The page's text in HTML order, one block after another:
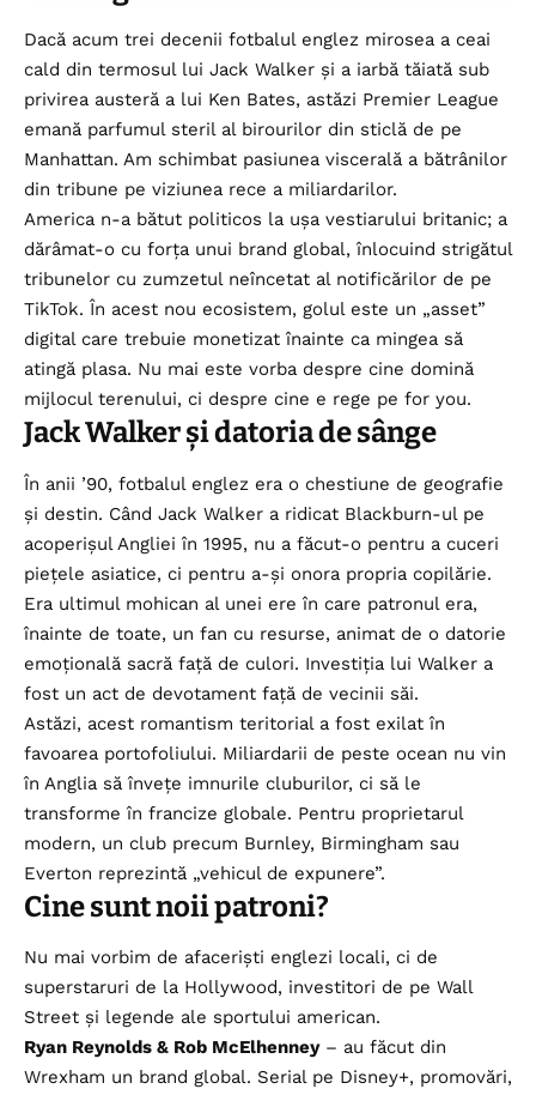
Dacă acum trei decenii fotbalul englez mirosea a ceai
cald din termosul lui Jack Walker și a iarbă tăiată sub
privirea austeră a lui Ken Bates, astăzi Premier League
emană parfumul steril al birourilor din sticlă de pe
Manhattan. Am schimbat pasiunea viscerală a bătrânilor
din tribune pe viziunea rece a miliardarilor.
America n-a bătut politicos la ușa vestiarului britanic; a
dărâmat-o cu forța unui brand global, înlocuind strigătul
tribunelor cu zumzetul neîncetat al notificărilor de pe
TikTok. În acest nou ecosistem, golul este un „asset”
digital care trebuie monetizat înainte ca mingea să
atingă plasa. Nu mai este vorba despre cine domină
mijlocul terenului, ci despre cine e rege pe for you.
Jack Walker și datoria de sânge
În anii ’90, fotbalul englez era o chestiune de geografie
și destin. Când Jack Walker a ridicat Blackburn-ul pe
acoperișul Angliei în 1995, nu a făcut-o pentru a cuceri
piețele asiatice, ci pentru a-și onora propria copilărie.
Era ultimul mohican al unei ere în care patronul era,
înainte de toate, un fan cu resurse, animat de o datorie
emoțională sacră față de culori. Investiția lui Walker a
fost un act de devotament față de vecinii săi.
Astăzi, acest romantism teritorial a fost exilat în
favoarea portofoliului. Miliardarii de peste ocean nu vin
în Anglia să învețe imnurile cluburilor, ci să le
transforme în francize globale. Pentru proprietarul
modern, un club precum Burnley, Birmingham sau
Everton reprezintă „vehicul de expunere”.
Cine sunt noii patroni?
Nu mai vorbim de afaceriști englezi locali, ci de
superstaruri de la Hollywood, investitori de pe Wall
Street și legende ale sportului american.
Ryan Reynolds & Rob McElhenney– au făcut din
Wrexham un brand global. Serial pe Disney+, promovări,